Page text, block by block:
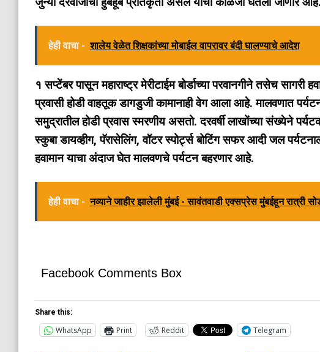
हेही वाचा - शालेय वेळेत शिक्षकांच्या मोबाईल वापरावर बंदी घालण्याचे आदेश
१ सप्टेंबर पासून महाराष्ट्र मेरीटाईम बोर्डाच्या परवानगीने तसेच
प्रवासी होडी वाहतूक डागडुजी कामानाही वेग आला आहे. मालवणात
समुद्रातील होडी प्रवास स्मरणीय असतो. दरवर्षी लाखोंच्या संख्येने
स्कुबा डायव्हीग, पॅरासेलिंग, वॉटर स्पोर्ट्स बोटिंग सफर आदी जल
हवामान याचा अंदाज घेत मालवणचे पर्यटन बहरणार आहे.
हेही वाचा - नव्याने जाहीर झालेली मुंबई - सावंतवाडी एक्सप्रेस मुंबईहून रात्री
Facebook Comments Box
Share this:
WhatsApp Print Reddit Telegram